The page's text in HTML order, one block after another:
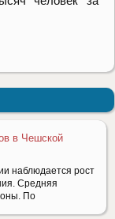
в Чешской
наблюдается рост
Средняя
По